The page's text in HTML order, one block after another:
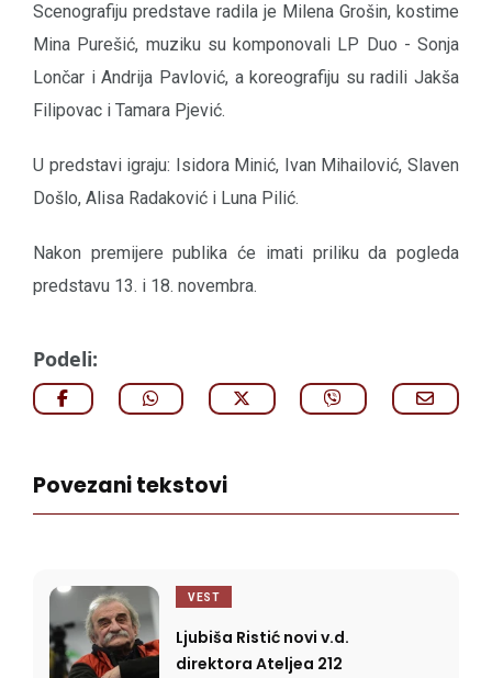
Scenografiju predstave radila je Milena Grošin, kostime
Mina Purešić, muziku su komponovali LP Duo - Sonja
Lončar i Andrija Pavlović, a koreografiju su radili Jakša
Filipovac i Tamara Pjević.
U predstavi igraju: Isidora Minić, Ivan Mihailović, Slaven
Došlo, Alisa Radaković i Luna Pilić.
Nakon premijere publika će imati priliku da pogleda
predstavu 13. i 18. novembra.
Podeli:
Povezani tekstovi
VEST
Ljubiša Ristić novi v.d.
direktora Ateljea 212